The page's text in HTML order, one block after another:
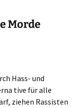
Morde
Hass- und
tive für alle
ziehen Rassisten